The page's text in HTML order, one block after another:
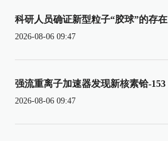
科研人员确证新型粒子“胶球”的存在
2026-08-06 09:47
强流重离子加速器发现新核素铪-153
2026-08-06 09:47